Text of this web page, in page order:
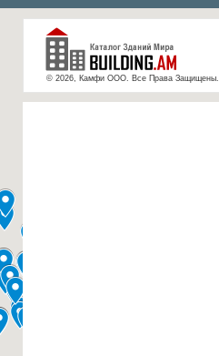
© 2026, Камфи ООО. Все Права Защищены.